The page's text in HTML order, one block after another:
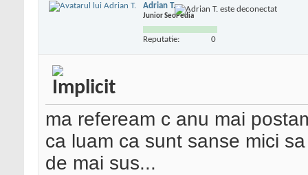
Adrian T.
Junior SeoPedia
Reputatie: 0
ma refeream c anu mai
ca luam ca sunt sanse mici
de mai sus...